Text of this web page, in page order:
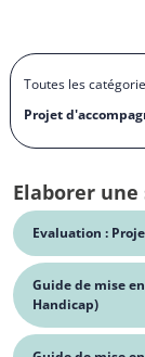
Toutes les
Projet
Elaborer
Evaluation :
Guide de mise
Handicap)